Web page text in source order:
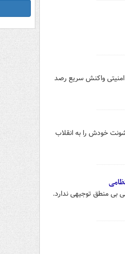
امنیتی واکنش سریع رصد
خودش را به انقلاب
بی منطق توجیهی ندارد.